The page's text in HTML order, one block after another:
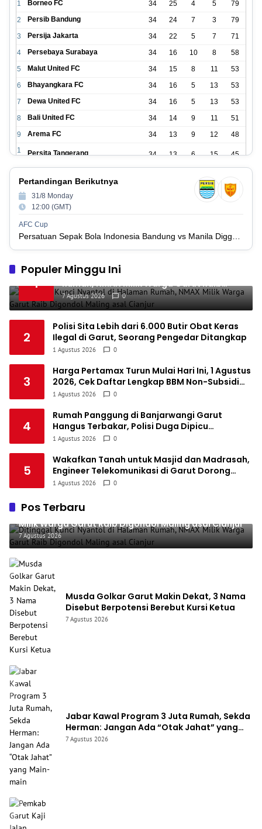
1 Borneo FC 34 25 4 5
79
2
Persib Bandung 34 24 7 3
79
3
Persija Jakarta 34 22 5 7
71
4
Persebaya Surabaya 34 16 10 8
58
5
Malut United FC 34 15 8 11
53
6
Bhayangkara FC 34 16 5 13
53
7
Dewa United FC 34 16 5 13
53
8
Bali United FC 34 14 9 11
51
9
Arema FC 34 13 9 12
48
1
Persita Tangerang 34 13 6 15 45
1
1
2
Persik Kediri 17
3
Persijap Jepara
1
4
PSM Makassar
1
6
Persis Solo 34 8 10 16 34
1
7
Semen Padang FC
PSBS Biak 34 4 6 24 18
Pertandingan Berikutnya
31/8 Monday
12:00 (GMT)
AFC Cup
Populer Minggu Ini
1
Ditinggal Kunci Nyantol di Halaman
Rumah, NMAX Milik Warga Garut Raib
Digondol Maling asal Cianjur
7 Agustus 2026 0
2
Polisi Sita Lebih dari 6.000 Butir Obat Keras
Ilegal di Garut, Seorang Pengedar Ditangkap
1 Agustus 2026 0
3
Harga Pertamax Turun Mulai Hari Ini, 1 Agustus
2026, Cek Daftar Lengkap BBM Non-Subsidi
Pertamina
1 Agustus 2026 0
4
Rumah Panggung di Banjarwangi Garut
Hangus Terbakar, Polisi Duga Dipicu
Korsleting Listrik
1 Agustus 2026 0
5
Wakafkan Tanah untuk Masjid dan Madrasah,
Engineer Telekomunikasi di Garut Dorong
Penguatan Pendidikan Keagamaan
1 Agustus 2026 0
Pos Terbaru
Ditinggal Kunci Nyantol di Halaman Rumah, NMAX
Milik Warga Garut Raib Digondol Maling asal Cianjur
7 Agustus 2026
Musda Golkar Garut Makin Dekat, 3 Nama
Disebut Berpotensi Berebut Kursi Ketua
7 Agustus 2026
Jabar Kawal Program 3 Juta Rumah, Sekda
Herman: Jangan Ada “Otak Jahat” yang
Main-main
7 Agustus 2026